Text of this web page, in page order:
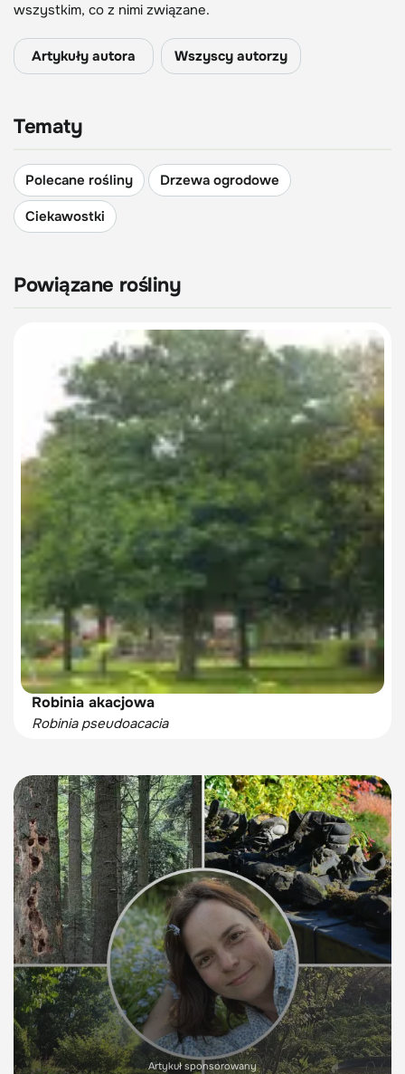
wszystkim, co z nimi związane.
Artykuły autora Wszyscy autorzy
Tematy
Polecane rośliny
Drzewa ogrodowe
Ciekawostki
Powiązane rośliny
Robinia akacjowa
Robinia pseudoacacia
Artykuł sponsorowany